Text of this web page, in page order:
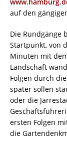
auf den
Die Rundgänge
Startpunkt, von
Minuten mit
Landschaft
Folgen durch
später sollen
oder die
ersten Folgen
die